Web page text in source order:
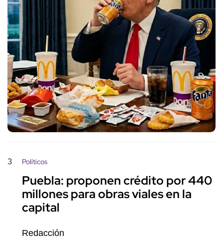
3 Políticos
Puebla: proponen crédito por 440
millones para obras viales en la
capital
Redacción